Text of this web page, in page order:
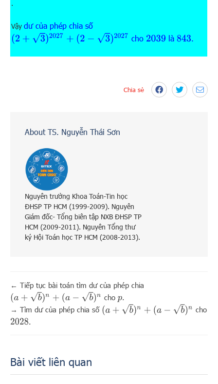
.
Vậydư của phép chia số
(2+3) 2027+(2−3) 2027 cho 2039 là 843 .
Chia sẻ
About TS. Nguyễn Thái Sơn
Nguyên trưởng Khoa Toán-Tin học
ĐHSP TP HCM (1999-2009). Nguyên
Giám đốc- Tổng biên tập NXB ĐHSP TP
HCM (2009-2011). Nguyên Tổng thư
ký Hội Toán học TP HCM (2008-2013).
← Tiếp tục bài toán tìm dư của phép chia
(a+b) n+(a− b)n cho p.
→ Tìm dư của phép chia số (a+b) n +(a− b)n
cho
2028
Bài viết liên quan